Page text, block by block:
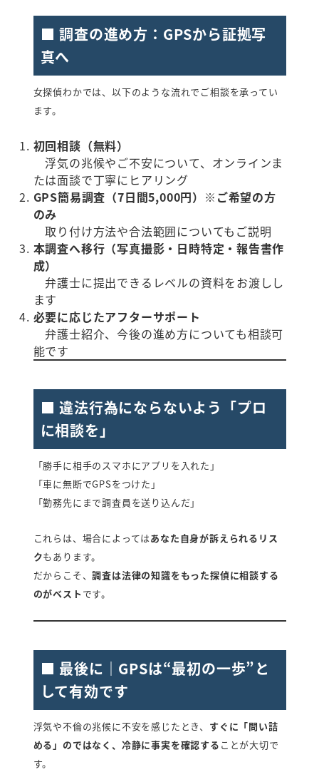
■ 調査の進め方：GPSから証拠写
真へ
女探偵わかでは、以下のような流れでご相談を承ってい
ます。
初回相談（無料）
浮気の兆候やご不安について、オンラインま
たは面談で丁寧にヒアリング
GPS簡易調査（7日間5,000円）※ご希望の方
のみ
取り付け方法や合法範囲についてもご説明
本調査へ移行（写真撮影・日時特定・報告書作
成）
弁護士に提出できるレベルの資料をお渡しし
ます
必要に応じたアフターサポート
弁護士紹介、今後の進め方についても相談可
能です
■ 違法行為にならないよう「プロ
に相談を」
「勝手に相手のスマホにアプリを入れた」
「車に無断でGPSをつけた」
「勤務先にまで調査員を送り込んだ」
これらは、場合によってはあなた自身が訴えられるリス
クもあります。
だからこそ、調査は法律の知識をもった探偵に相談する
のがベスト です。
■ 最後に｜GPSは“最初の一歩”と
して有効です
浮気や不倫の兆候に不安を感じたとき、 すぐに「問い詰
める」のではなく、冷静に事実を確認する ことが大切で
す。